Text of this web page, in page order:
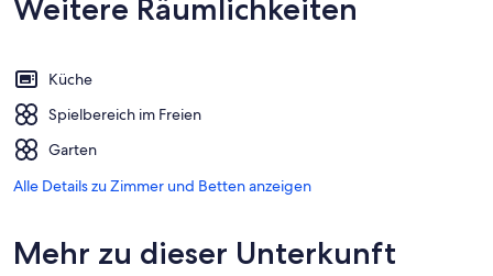
Weitere Räumlichkeiten
Küche
Spielbereich im Freien
Garten
Alle Details zu Zimmer und Betten anzeigen
Mehr zu dieser Unterkunft